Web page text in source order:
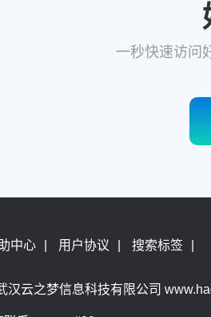
一秒快速访问
中心 用户协议 搜索标签
汉云之梦信息科技有限公司